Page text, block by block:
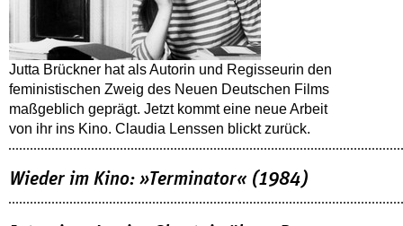
Jutta Brückner hat als Autorin und Regisseurin den
feministischen Zweig des Neuen Deutschen Films
maßgeblich geprägt. Jetzt kommt eine neue Arbeit
von ihr ins Kino. Claudia Lenssen blickt zurück.
Wieder im Kino: »Terminator« (1984)